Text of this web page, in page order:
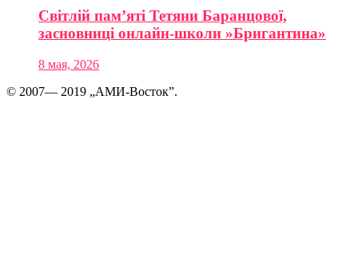
Світлій пам’яті Тетяни Баранцової,
засновниці онлайн-школи »Бригантина»
8 мая, 2026
© 2007— 2019 „АМИ-Восток”.